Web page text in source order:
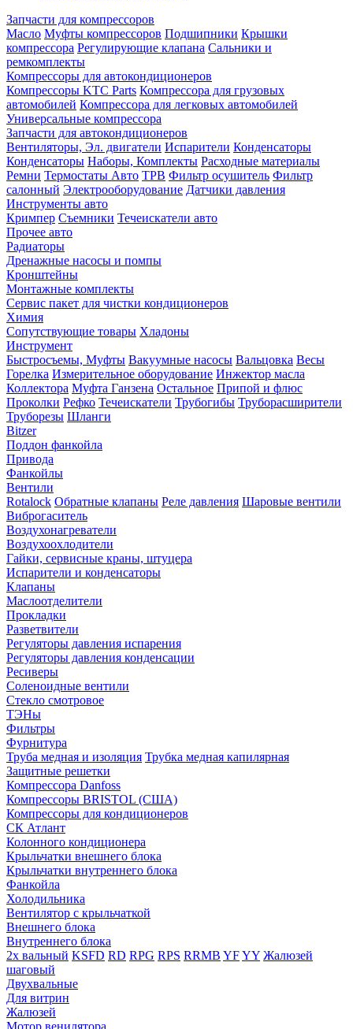
Запчасти для компрессоров
Масло Муфты компрессоров Подшипники Крышки
компрессора Регулирующие клапана Сальники и
ремкомплекты
Компрессоры для автокондиционеров
Компрессоры KTC Parts Компрессора для грузовых
автомобилей Компрессора для легковых автомобилей
Универсальные компрессора
Запчасти для автокондиционеров
Вентиляторы, Эл. двигатели Испарители Конденсаторы
Конденсаторы Наборы, Комплекты Расходные материалы
Ремни Термостаты Авто ТРВ Фильтр осушитель Фильтр
салонный Электрооборудование Датчики давления
Инструменты авто
Кримпер Съемники Течеискатели авто
Прочее авто
Радиаторы
Дренажные насосы и помпы
Кронштейны
Монтажные комплекты
Сервис пакет для чистки кондиционеров
Химия
Сопутствующие товары Хладоны
Инструмент
Быстросъемы, Муфты Вакуумные насосы Вальцовка Весы
Горелка Измерительное оборудование Инжектор масла
Коллектора Муфта Ганзена Остальное Припой и флюс
Проколки Рефко Течеискатели Трубогибы Труборасширители
Труборезы Шланги
Bitzer
Поддон фанкойла
Привода
Фанкойлы
Вентили
Rotalock Обратные клапаны Реле давления Шаровые вентили
Виброгаситель
Воздухонагреватели
Воздухоохлодители
Гайки, сервисные краны, штуцера
Испарители и конденсаторы
Клапаны
Маслоотделители
Прокладки
Разветвители
Регуляторы давления испарения
Регуляторы давления конденсации
Ресиверы
Соленоидные вентили
Стекло смотровое
ТЭНы
Фильтры
Фурнитура
Труба медная и изоляция Трубка медная капилярная
Защитные решетки
Компрессора Danfoss
Компрессоры BRISTOL (США)
Компрессоры для кондиционеров
СК Атлант
Колонного кондиционера
Крыльчатки внешнего блока
Крыльчатки внутреннего блока
Фанкойла
Холодильника
Вентилятор с крыльчаткой
Внешнего блока
Внутреннего блока
2х вальный KSFD RD RPG RPS RRMB YFYY Жалюзей
шаговый
Двухвальные
Для витрин
Жалюзей
Мотор венилятора